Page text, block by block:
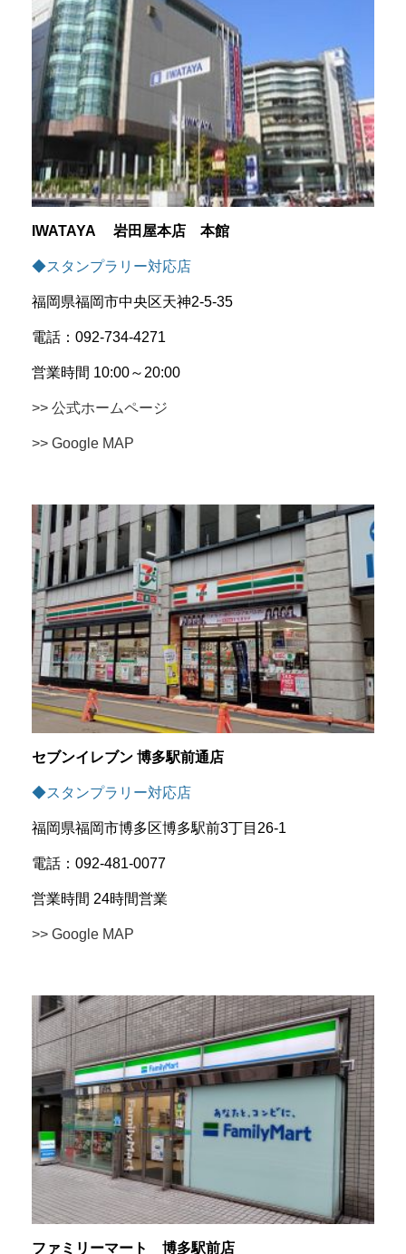
IWATAYA 岩田屋本店 本館
◆スタンプラリー対応店
福岡県福岡市中央区天神2-5-35
電話：092-734-4271
営業時間 10:00～20:00
>> 公式ホームページ
>> Google MAP
セブンイレブン 博多駅前通店
◆スタンプラリー対応店
福岡県福岡市博多区博多駅前3丁目26-1
電話：092-481-0077
営業時間 24時間営業
>> Google MAP
ファミリーマート 博多駅前店